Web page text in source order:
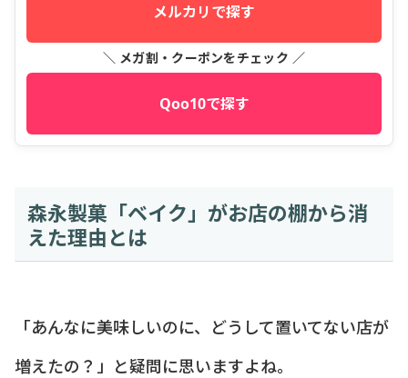
メルカリで探す
＼ メガ割・クーポンをチェック ／
Qoo10で探す
森永製菓「ベイク」がお店の棚から消
えた理由とは
「あんなに美味しいのに、どうして置いてない店が
増えたの？」と疑問に思いますよね。